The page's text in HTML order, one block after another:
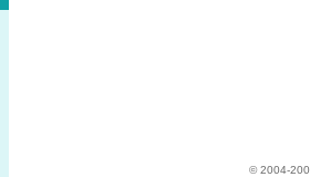
© 2004-